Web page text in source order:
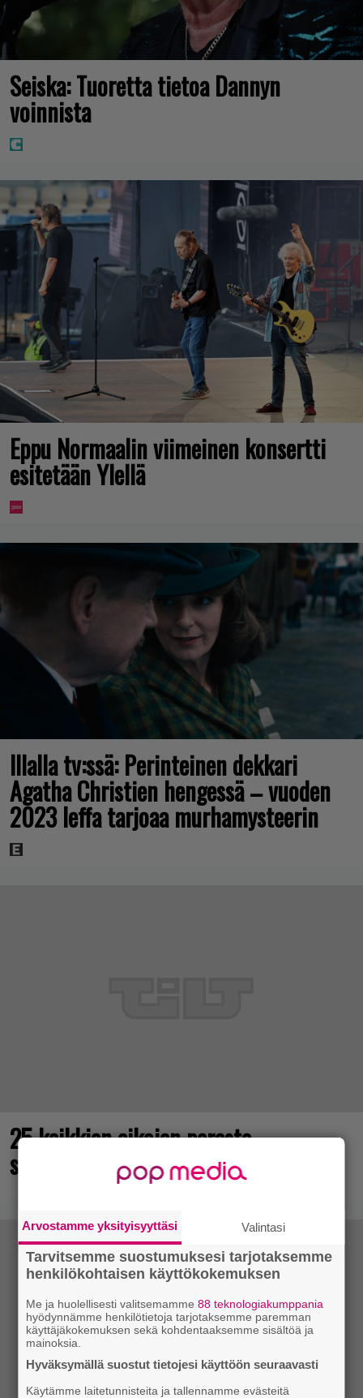
Seiska: Tuoretta tietoa Dannyn
voinnista
Eppu Normaalin viimeinen konsertti
esitetään Ylellä
Illalla tv:ssä: Perinteinen dekkari
Agatha Christien hengessä – vuoden
2023 leffa tarjoaa murhamysteerin
25 kaikkien aikojen parasta
supersankaripeliä listattu
Arvostamme yksityisyyttäsi Valintasi
Tarvitsemme suostumuksesi tarjotaksemme
henkilökohtaisen käyttökokemuksen
Me ja huolellisesti valitsemamme88 teknologiakumppania
hyödynnämme henkilötietoja tarjotaksemme paremman
käyttäjäkokemuksen sekä kohdentaaksemme sisältöä ja
mainoksia.
Hyväksymällä suostut tietojesi käyttöön seuraavasti
Käytämme laitetunnisteita ja tallennamme evästeitä